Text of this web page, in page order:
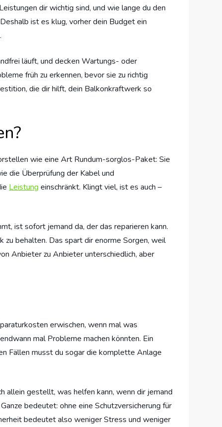
dir wichtig sind, und wie lange du den
ist es klug, vorher dein Budget ein
läuft, und decken Wartungs- oder
früh zu erkennen, bevor sie zu richtig
die dir hilft, dein Balkonkraftwerk so
wie eine Art Rundum-sorglos-Paket: Sie
die Überprüfung der Kabel und
Leistung einschränkt. Klingt viel, ist es auch –
ist sofort jemand da, der das reparieren kann.
zu behalten. Das spart dir enorme Sorgen, weil
Anbieter zu Anbieter unterschiedlich, aber
erwischen, wenn mal was
mal Probleme machen könnten. Ein
Fällen musst du sogar die komplette Anlage
allein gestellt, was helfen kann, wenn dir jemand
bedeutet: ohne eine Schutzversicherung für
bedeutet also weniger Stress und weniger